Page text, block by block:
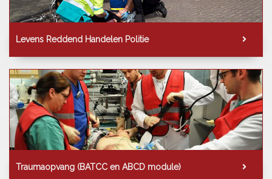
Levens Reddend Handelen Politie
Traumaopvang (BATCC en ABCD module)